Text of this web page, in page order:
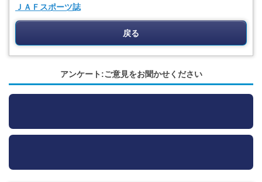
ＪＡＦスポーツ誌
戻る
アンケート:ご意見をお聞かせください